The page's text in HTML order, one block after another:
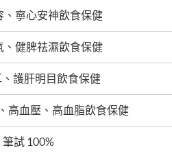
、寧心安神飲食保健
、健脾祛濕飲食保健
、護肝明目飲食保健
高血壓、高血脂飲食保健
試 100%